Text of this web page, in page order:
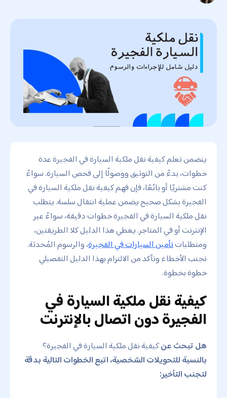
يتضمن تعلم كيفية نقل ملكية السيارة في الفجيرة عدة
خطوات، بدءً من التوثيق ووصولًا إلى فحص السيارة. سواءً
كنت مشتريًا أو بائعًا، فإن فهم كيفية نقل ملكية السيارة في
الفجيرة بشكل صحيح يضمن عملية انتقال سلسة. يتطلب
نقل ملكية السيارة في الفجيرة خطوات دقيقة، سواءً عبر
الإنترنت أو في المتاجر. يغطي هذا الدليل كلا الطريقتين،
ومتطلباتتأمين السيارات في الفجيرة، والرسوم المُحدثة.
تجنب الأخطاء وتأكد من الالتزام بهذا الدليل التفصيلي
خطوة بخطوة.
كيفية نقل ملكية السيارة في
الفجيرة دون اتصال بالإنترنت
هل تبحث عنكيفية نقل ملكية السيارة في الفجيرة؟
بالنسبة للتحويلات الشخصية، اتبع الخطوات التالية بدقة
لتجنب التأخير: